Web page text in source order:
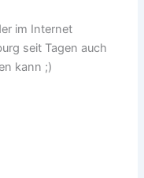
im Internet
seit Tagen auch
kann ;)